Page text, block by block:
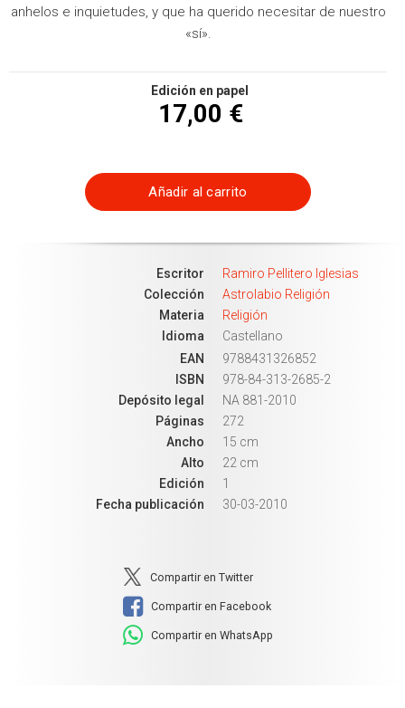
anhelos e inquietudes, y que ha querido necesitar de nuestro
«sí».
Edición en papel
17,00 €
Añadir al carrito
Escritor
Ramiro Pellitero Iglesias
Colección
Astrolabio Religión
Materia
Religión
Idioma
Castellano
EAN
9788431326852
ISBN
978-84-313-2685-2
Depósito legal
NA 881-2010
Páginas
272
Ancho
15 cm
Alto
22 cm
Edición
1
Fecha publicación
30-03-2010
Compartir en Twitter
Compartir en Facebook
Compartir en WhatsApp